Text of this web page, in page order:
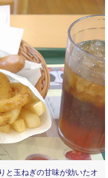
と玉ねぎの甘味が効いたオ